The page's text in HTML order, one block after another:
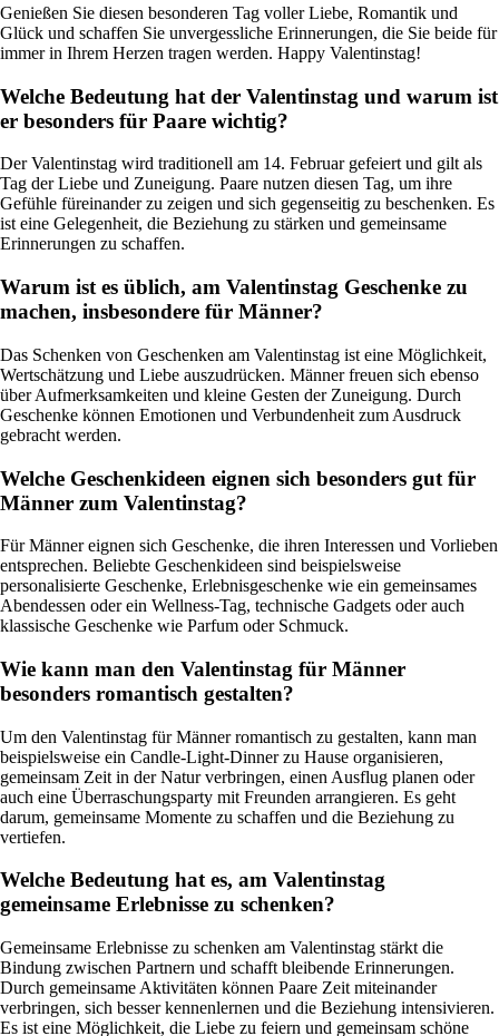
Genießen Sie diesen besonderen Tag voller Liebe, Romantik und
Glück und schaffen Sie unvergessliche Erinnerungen, die Sie beide für
immer in Ihrem Herzen tragen werden. Happy Valentinstag!
Welche Bedeutung hat der Valentinstag und warum ist
er besonders für Paare wichtig?
Der Valentinstag wird traditionell am 14. Februar gefeiert und gilt als
Tag der Liebe und Zuneigung. Paare nutzen diesen Tag, um ihre
Gefühle füreinander zu zeigen und sich gegenseitig zu beschenken. Es
ist eine Gelegenheit, die Beziehung zu stärken und gemeinsame
Erinnerungen zu schaffen.
Warum ist es üblich, am Valentinstag Geschenke zu
machen, insbesondere für Männer?
Das Schenken von Geschenken am Valentinstag ist eine Möglichkeit,
Wertschätzung und Liebe auszudrücken. Männer freuen sich ebenso
über Aufmerksamkeiten und kleine Gesten der Zuneigung. Durch
Geschenke können Emotionen und Verbundenheit zum Ausdruck
gebracht werden.
Welche Geschenkideen eignen sich besonders gut für
Männer zum Valentinstag?
Für Männer eignen sich Geschenke, die ihren Interessen und Vorlieben
entsprechen. Beliebte Geschenkideen sind beispielsweise
personalisierte Geschenke, Erlebnisgeschenke wie ein gemeinsames
Abendessen oder ein Wellness-Tag, technische Gadgets oder auch
klassische Geschenke wie Parfum oder Schmuck.
Wie kann man den Valentinstag für Männer
besonders romantisch gestalten?
Um den Valentinstag für Männer romantisch zu gestalten, kann man
beispielsweise ein Candle-Light-Dinner zu Hause organisieren,
gemeinsam Zeit in der Natur verbringen, einen Ausflug planen oder
auch eine Überraschungsparty mit Freunden arrangieren. Es geht
darum, gemeinsame Momente zu schaffen und die Beziehung zu
vertiefen.
Welche Bedeutung hat es, am Valentinstag
gemeinsame Erlebnisse zu schenken?
Gemeinsame Erlebnisse zu schenken am Valentinstag stärkt die
Bindung zwischen Partnern und schafft bleibende Erinnerungen.
Durch gemeinsame Aktivitäten können Paare Zeit miteinander
verbringen, sich besser kennenlernen und die Beziehung intensivieren.
Es ist eine Möglichkeit, die Liebe zu feiern und gemeinsam schöne